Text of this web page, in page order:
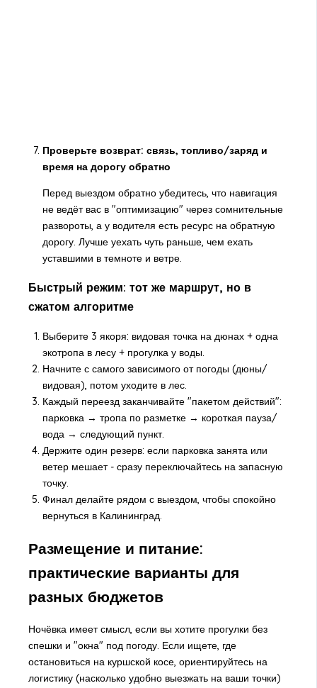
Проверьте возврат: связь, топливо/заряд и
время на дорогу обратно
Перед выездом обратно убедитесь, что навигация
не ведёт вас в "оптимизацию" через сомнительные
развороты, а у водителя есть ресурс на обратную
дорогу. Лучше уехать чуть раньше, чем ехать
уставшими в темноте и ветре.
Быстрый режим: тот же маршрут, но в
сжатом алгоритме
Выберите 3 якоря: видовая точка на дюнах + одна
экотропа в лесу + прогулка у воды.
Начните с самого зависимого от погоды (дюны/
видовая), потом уходите в лес.
Каждый переезд заканчивайте "пакетом действий":
парковка → тропа по разметке → короткая пауза/
вода → следующий пункт.
Держите один резерв: если парковка занята или
ветер мешает - сразу переключайтесь на запасную
точку.
Финал делайте рядом с выездом, чтобы спокойно
вернуться в Калининград.
Размещение и питание:
практические варианты для
разных бюджетов
Ночёвка имеет смысл, если вы хотите прогулки без
спешки и "окна" под погоду. Если ищете, где
остановиться на куршской косе, ориентируйтесь на
логистику (насколько удобно выезжать на ваши точки)